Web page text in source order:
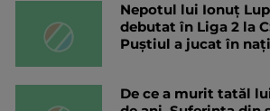
Nepotul lui Ionuț
debutat în Liga 2 la
Puștiul a jucat în
De ce a murit tatăl